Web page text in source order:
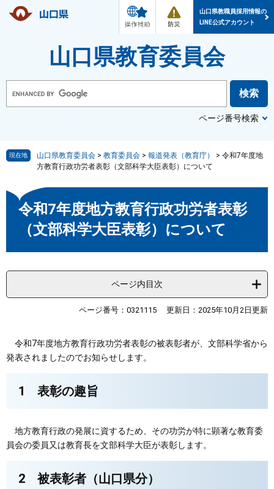
で
。
ば
て
へ
害
情
報
ニ
ュ
ー
山口県教職員採用情報の
LINE公式アカウント
山口県教育委員会
g
タ
ム
検
ページ番号検索
現在地 山口県教育委員会 > 教育委員会 > 報道発表（教育庁） > 令和7年度地
方教育行政功労者表彰（文部科学大臣表彰）について
本
令和7年度地方教育行政功労者表彰
（文部科学大臣表彰）について
ページ内目次
ページ番号：0321115 更新日：2025年10月2日更新
令和7年度地方教育行政功労者表彰の被表彰者が、文部科学省から
発表されましたのでお知らせします。
1 表彰の趣旨
地方教育行政の発展に資するため、その功労が特に顕著な教育委
員会の委員又は教育長を文部科学大臣が表彰します。
2 被表彰者（山口県分）